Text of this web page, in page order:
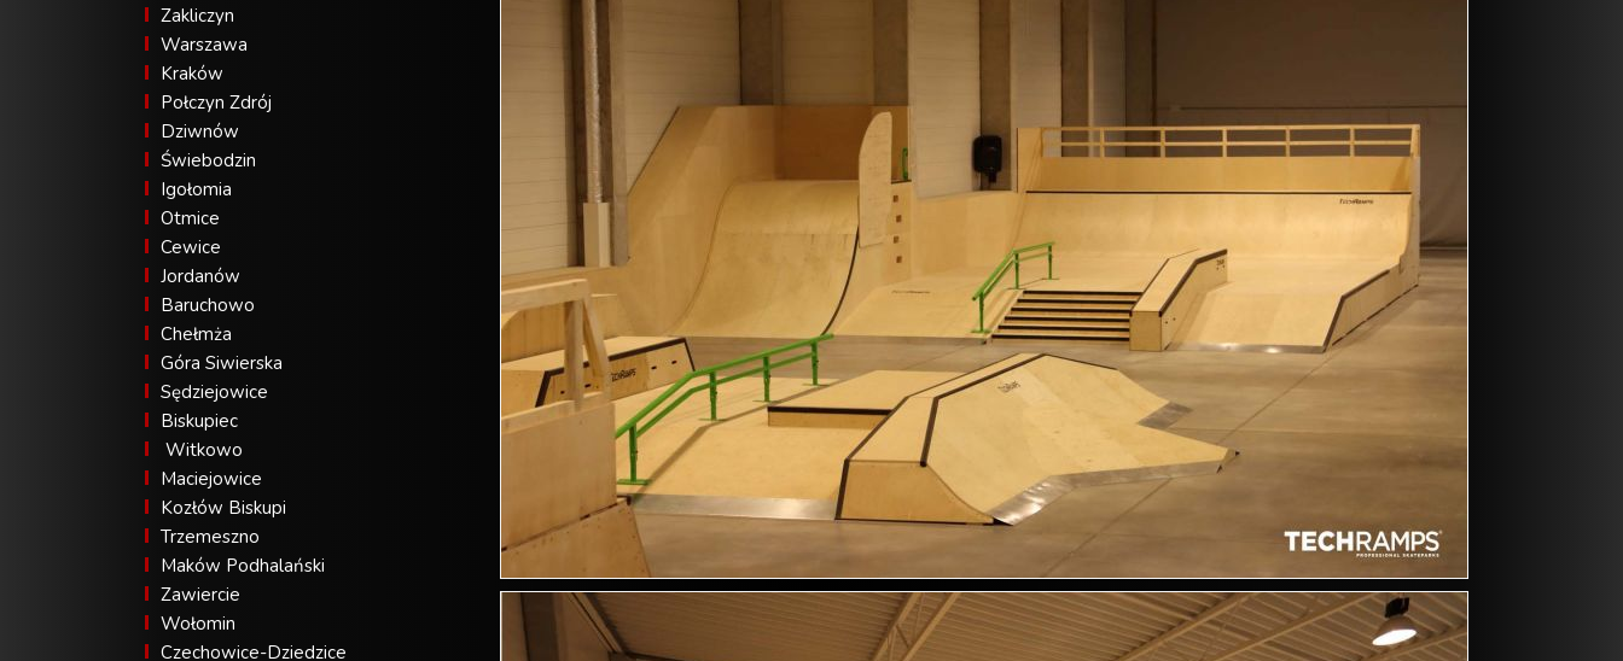
Zakliczyn
Warszawa
Kraków
Połczyn Zdrój
Dziwnów
Świebodzin
Igołomia
Otmice
Cewice
Jordanów
Baruchowo
Chełmża
Góra Siwierska
Sędziejowice
Biskupiec
Witkowo
Maciejowice
Kozłów Biskupi
Trzemeszno
Maków Podhalański
Zawiercie
Wołomin
Czechowice-Dziedzice